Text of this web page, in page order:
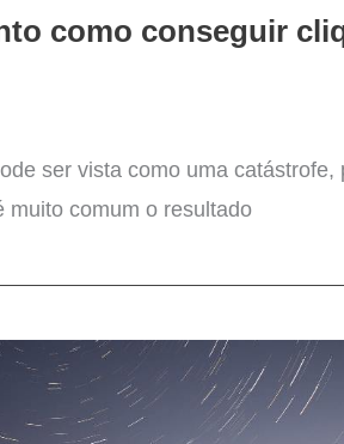
como conseguir
ser vista como uma catástrofe,
muito comum o resultado